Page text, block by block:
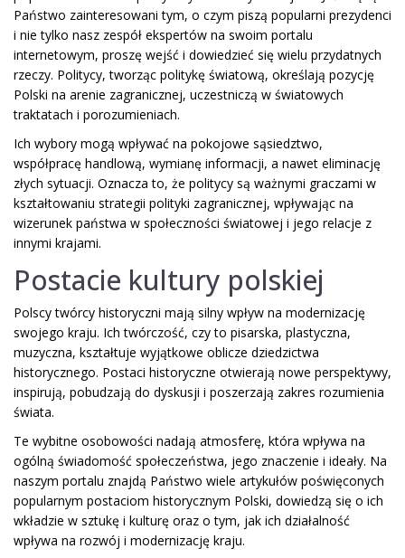
Państwo zainteresowani tym, o czym piszą popularni prezydenci
i nie tylko nasz zespół ekspertów na swoim portalu
internetowym, proszę wejść i dowiedzieć się wielu przydatnych
rzeczy. Politycy, tworząc politykę światową, określają pozycję
Polski na arenie zagranicznej, uczestniczą w światowych
traktatach i porozumieniach.
Ich wybory mogą wpływać na pokojowe sąsiedztwo,
współpracę handlową, wymianę informacji, a nawet eliminację
złych sytuacji. Oznacza to, że politycy są ważnymi graczami w
kształtowaniu strategii polityki zagranicznej, wpływając na
wizerunek państwa w społeczności światowej i jego relacje z
innymi krajami.
Postacie kultury polskiej
Polscy twórcy historyczni mają silny wpływ na modernizację
swojego kraju. Ich twórczość, czy to pisarska, plastyczna,
muzyczna, kształtuje wyjątkowe oblicze dziedzictwa
historycznego. Postaci historyczne otwierają nowe perspektywy,
inspirują, pobudzają do dyskusji i poszerzają zakres rozumienia
świata.
Te wybitne osobowości nadają atmosferę, która wpływa na
ogólną świadomość społeczeństwa, jego znaczenie i ideały. Na
naszym portalu znajdą Państwo wiele artykułów poświęconych
popularnym postaciom historycznym Polski, dowiedzą się o ich
wkładzie w sztukę i kulturę oraz o tym, jak ich działalność
wpływa na rozwój i modernizację kraju.